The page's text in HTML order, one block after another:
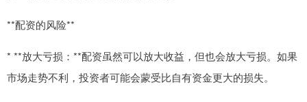
**配资的风险**
* **放大亏损：**配资虽然可以放大收益，但也会放大亏损。如果
市场走势不利，投资者可能会蒙受比自有资金更大的损失。